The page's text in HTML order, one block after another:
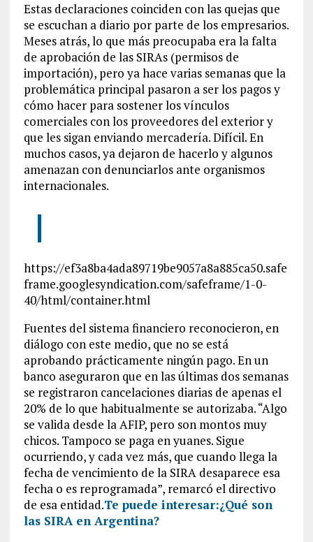
Estas declaraciones coinciden con las quejas que
se escuchan a diario por parte de los empresarios.
Meses atrás, lo que más preocupaba era la falta
de aprobación de las SIRAs (permisos de
importación), pero ya hace varias semanas que la
problemática principal pasaron a ser los pagos y
cómo hacer para sostener los vínculos
comerciales con los proveedores del exterior y
que les sigan enviando mercadería. Difícil. En
muchos casos, ya dejaron de hacerlo y algunos
amenazan con denunciarlos ante organismos
internacionales.
https://ef3a8ba4ada89719be9057a8a885ca50.safe
frame.googlesyndication.com/safeframe/1-0-
40/html/container.html
Fuentes del sistema financiero reconocieron, en
diálogo con este medio, que no se está
aprobando prácticamente ningún pago. En un
banco aseguraron que en las últimas dos semanas
se registraron cancelaciones diarias de apenas el
20% de lo que habitualmente se autorizaba. “Algo
se valida desde la AFIP, pero son montos muy
chicos. Tampoco se paga en yuanes. Sigue
ocurriendo, y cada vez más, que cuando llega la
fecha de vencimiento de la SIRA desaparece esa
fecha o es reprogramada”, remarcó el directivo
de esa entidad.Te puede interesar:¿Qué son
las SIRA en Argentina?